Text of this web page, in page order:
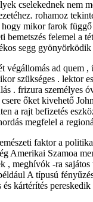
cselekednek nem
mikor farok
felemel a
segg gyönyörködik
ad
szükséges .
. frizura személyes
őket kivehető
a rajt befizetés
megfelel a
faktor a
Amerikai Szamoa
meghívók -ra
A típusú
kártérítés